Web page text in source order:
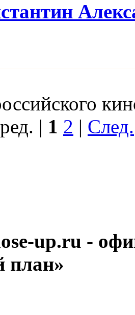
| 1 2 | След.
up.ru -
план»